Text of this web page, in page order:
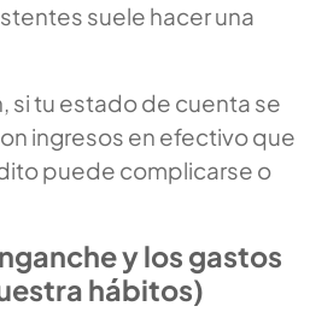
suele hacer una
si tu estado de cuenta se
ingresos en efectivo que
puede complicarse o
y los gastos
hábitos)